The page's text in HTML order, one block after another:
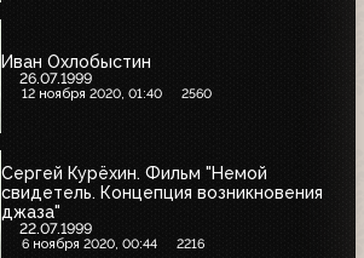
Иван Охлобыстин
26.07.1999
12 ноября 2020, 01:40 2560
Сергей Курёхин. Фильм "Немой
свидетель. Концепция возникновения
джаза"
22.07.1999
6 ноября 2020, 00:44 2216